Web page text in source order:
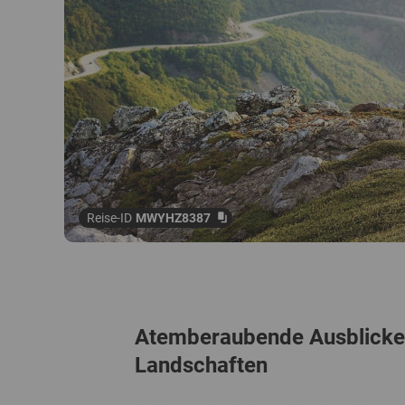
Reise-ID MWYHZ8387
Atemberaubende
Landschaften